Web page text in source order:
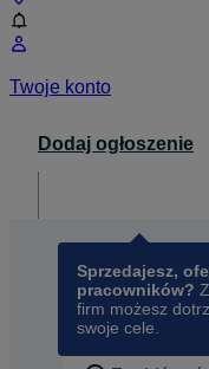
Twoje konto
Dodaj ogłoszenie
Sprzedajesz,
pracowników?
firm możesz
swoje cele.